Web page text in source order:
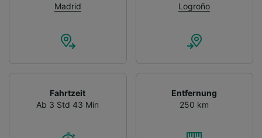
Madrid
Logroño
Fahrtzeit
Ab 3 Std 43 Min
Entfernung
250 km